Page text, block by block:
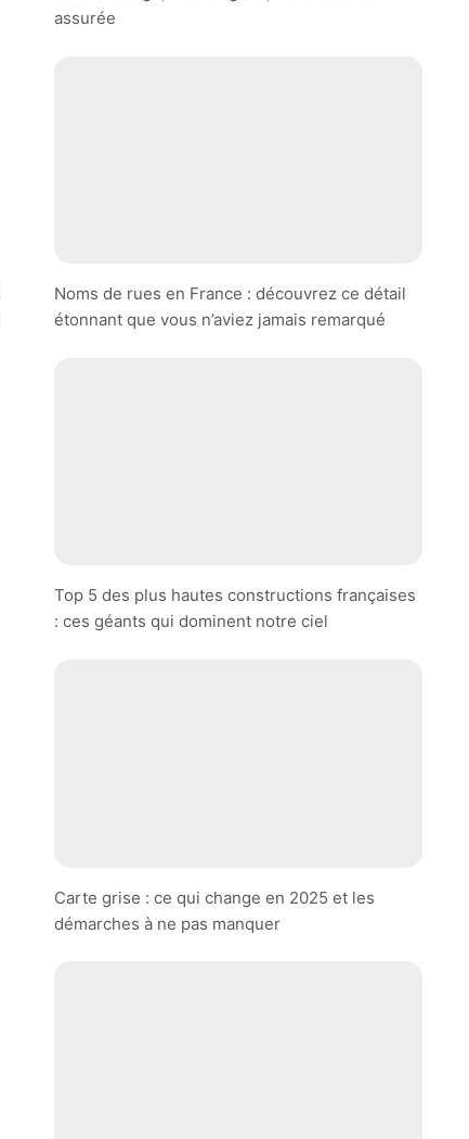
assurée
Noms de rues en France : découvrez ce détail
étonnant que vous n’aviez jamais remarqué
Top 5 des plus hautes constructions françaises
: ces géants qui dominent notre ciel
Carte grise : ce qui change en 2025 et les
démarches à ne pas manquer